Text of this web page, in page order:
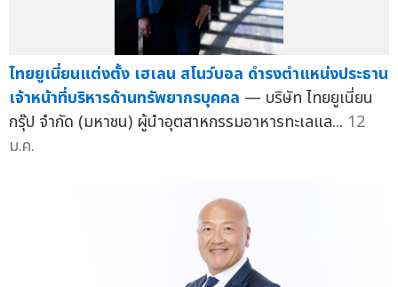
ไทยยูเนี่ยนแต่งตั้ง เฮเลน สโนว์บอล ดำรงตำแหน่งประธาน
เจ้าหน้าที่บริหารด้านทรัพยากรบุคคล — บริษัท ไทยยูเนี่ยน
กรุ๊ป จำกัด (มหาชน) ผู้นำอุตสาหกรรมอาหารทะเลแล... 12
ม.ค.